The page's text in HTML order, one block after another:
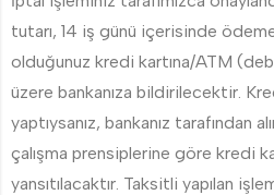
tutarı, 14 iş günü içerisinde
olduğunuz kredi kartına/ATM
üzere bankanıza bildirilecektir.
yaptıysanız, bankanız tarafından
çalışma prensiplerine göre kredi
yansıtılacaktır. Taksitli yapılan